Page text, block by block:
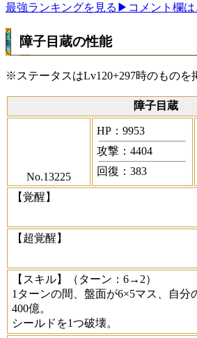
最強ランキングを見る ▶コメント欄は
障子目蔵の性能
※ステータスはLv120+297時のものを
障子目蔵
No.13225
HP：9953
攻撃：4404
回復：383
【覚醒】
【超覚醒】
【スキル】
（ターン：6→2）
1ターンの間、盤面が6×5マス、自分
400億。
シールドを1つ破壊。